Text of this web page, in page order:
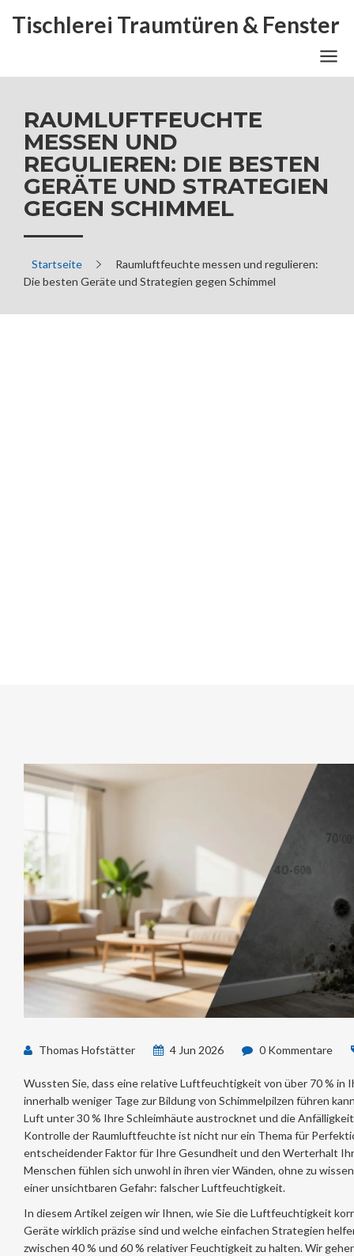
Tischlerei Traumtüren & Fenster
RAUMLUFTFEUCHTE
MESSEN UND
REGULIEREN: DIE BESTEN
GERÄTE UND STRATEGIEN
GEGEN SCHIMMEL
Startseite
Raumluftfeuchte messen und regulieren:
Die besten Geräte und Strategien gegen Schimmel
Thomas Hofstätter 4 Jun 2026 0 Kommentare
Wussten Sie, dass eine relative Luftfeuchtigkeit von über 70 % in
innerhalb weniger Tage zur Bildung von Schimmelpilzen führen
Luft unter 30 % Ihre Schleimhäute austrocknet und die
Kontrolle der Raumluftfeuchteist nicht nur ein Thema für
entscheidender Faktor für Ihre Gesundheit und den Werterhalt
Menschen fühlen sich unwohl in ihren vier Wänden, ohne zu
einer unsichtbaren Gefahr: falscher Luftfeuchtigkeit.
In diesem Artikel zeigen wir Ihnen, wie Sie die Luftfeuchtigkeit
Geräte wirklich präzise sind und welche einfachen Strategien
zwischen 40 % und 60 % relativer Feuchtigkeit zu halten. Wir